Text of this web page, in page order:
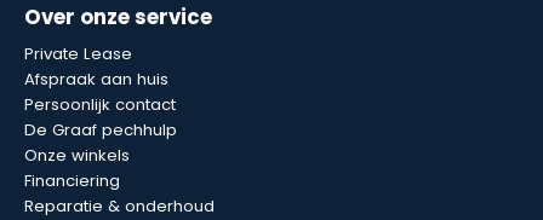
Over onze service
Private Lease
Afspraak aan huis
Persoonlijk contact
De Graaf pechhulp
Onze winkels
Financiering
Reparatie & onderhoud